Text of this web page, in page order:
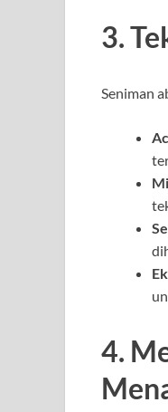
3.
Seniman
4.